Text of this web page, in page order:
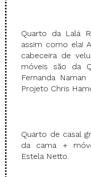
Quarto da Lalá
assim como ela!
cabeceira de
móveis são da
Fernanda
Projeto Chris
Quarto de casal
da cama +
Estela Netto.